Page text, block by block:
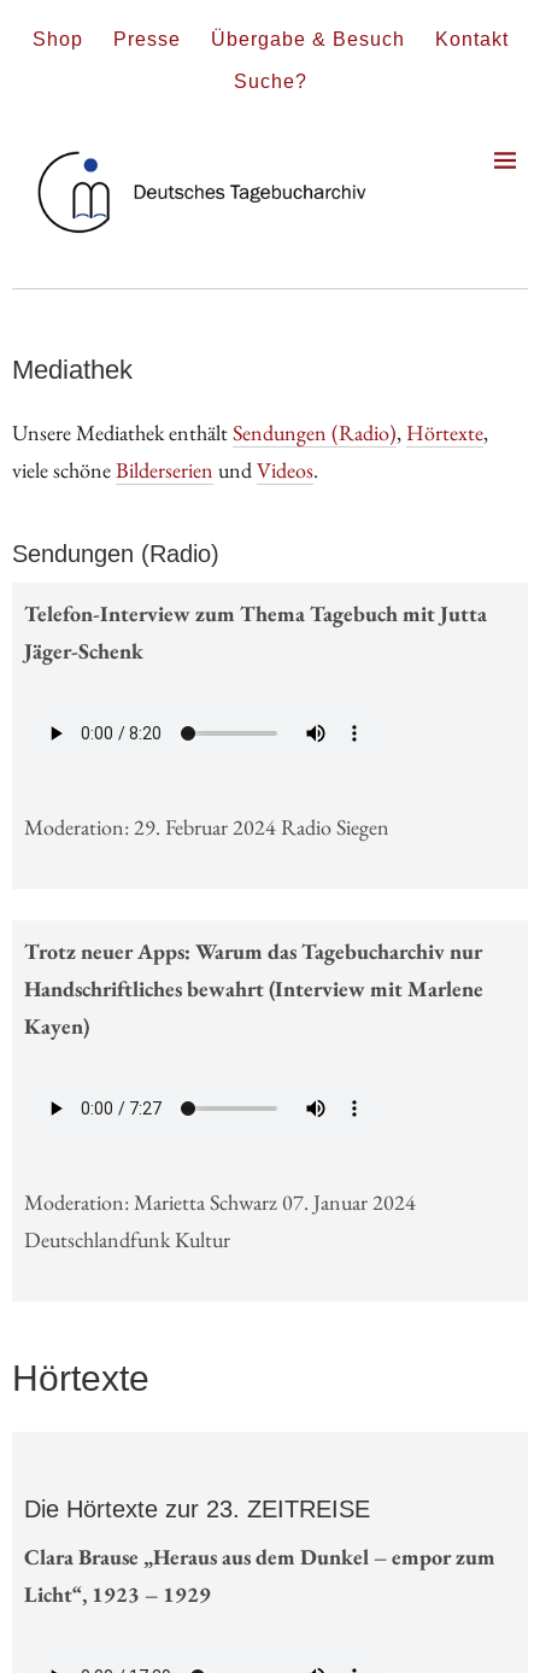
Shop Presse Übergabe & Besuch Kontakt
Suche?
Mediathek
Unsere Mediathek enthältSendungen (Radio), Hörtexte,
viele schöneBilderserien undVideos.
Sendungen (Radio)
Telefon-Interview zum Thema Tagebuch mit Jutta
Jäger-Schenk
Moderation: 29. Februar 2024 Radio Siegen
Trotz neuer Apps: Warum das Tagebucharchiv nur
Handschriftliches bewahrt (Interview mit Marlene
Kayen)
Moderation: Marietta Schwarz 07. Januar 2024
Deutschlandfunk Kultur
Hörtexte
Die Hörtexte zur 23. ZEITREISE
Clara Brause „Heraus aus dem Dunkel – empor zum
Licht“, 1923 – 1929